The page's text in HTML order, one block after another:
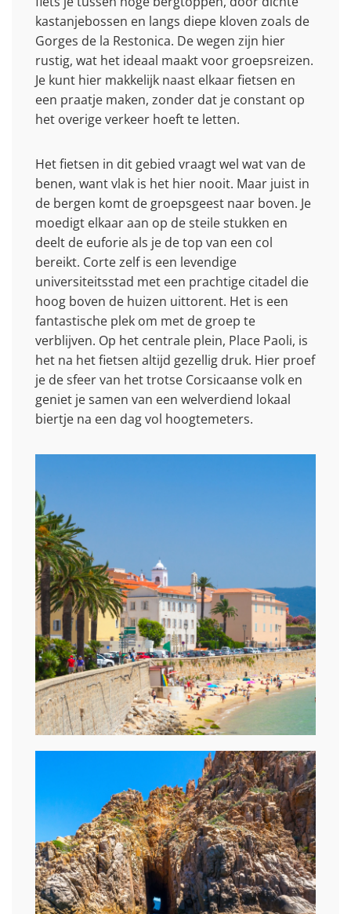
kastanjebossen en langs diepe kloven zoals de
Gorges de la Restonica. De wegen zijn hier
rustig, wat het ideaal maakt voor groepsreizen.
Je kunt hier makkelijk naast elkaar fietsen en
een praatje maken, zonder dat je constant op
het overige verkeer hoeft te letten.
Het fietsen in dit gebied vraagt wel wat van de
benen, want vlak is het hier nooit. Maar juist in
de bergen komt de groepsgeest naar boven. Je
moedigt elkaar aan op de steile stukken en
deelt de euforie als je de top van een col
bereikt. Corte zelf is een levendige
universiteitsstad met een prachtige citadel die
hoog boven de huizen uittorent. Het is een
fantastische plek om met de groep te
verblijven. Op het centrale plein, Place Paoli, is
het na het fietsen altijd gezellig druk. Hier proef
je de sfeer van het trotse Corsicaanse volk en
geniet je samen van een welverdiend lokaal
biertje na een dag vol hoogtemeters.